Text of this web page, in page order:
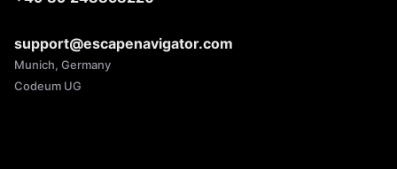
support@escapenavigator.com
Munich, Germany
Codeum UG